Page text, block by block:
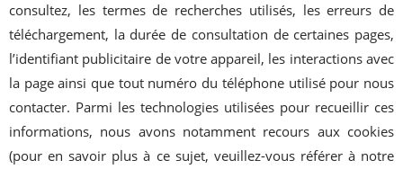
consultez, les termes de recherches utilisés, les erreurs de
téléchargement, la durée de consultation de certaines pages,
l’identifiant publicitaire de votre appareil, les interactions avec
la page ainsi que tout numéro du téléphone utilisé pour nous
contacter. Parmi les technologies utilisées pour recueillir ces
informations, nous avons notamment recours aux cookies
(pour en savoir plus à ce sujet, veuillez-vous référer à notre